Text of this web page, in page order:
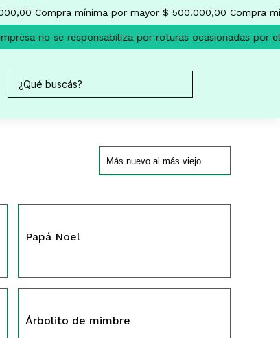
Compra mínima por mayor $ 500.000,00 Compra
no se responsabiliza por roturas ocasionadas por
Papá Noel
Árbolito de mimbre